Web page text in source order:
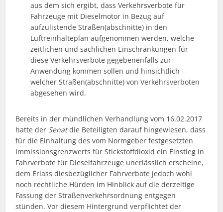
aus dem sich ergibt, dass Verkehrsverbote für
Fahrzeuge mit Dieselmotor in Bezug auf
aufzulistende Straßen(abschnitte) in den
Luftreinhalteplan aufgenommen werden, welche
zeitlichen und sachlichen Einschränkungen für
diese Verkehrsverbote gegebenenfalls zur
Anwendung kommen sollen und hinsichtlich
welcher Straßen(abschnitte) von Verkehrsverboten
abgesehen wird.
Bereits in der mündlichen Verhandlung vom 16.02.2017
hatte der Senatdie Beteiligten darauf hingewiesen, dass
für die Einhaltung des vom Normgeber festgesetzten
Immissionsgrenzwerts für Stickstoffdioxid ein Einstieg in
Fahrverbote für Dieselfahrzeuge unerlässlich erscheine,
dem Erlass diesbezüglicher Fahrverbote jedoch wohl
noch rechtliche Hürden im Hinblick auf die derzeitige
Fassung der Straßenverkehrsordnung entgegen
stünden. Vor diesem Hintergrund verpflichtet der